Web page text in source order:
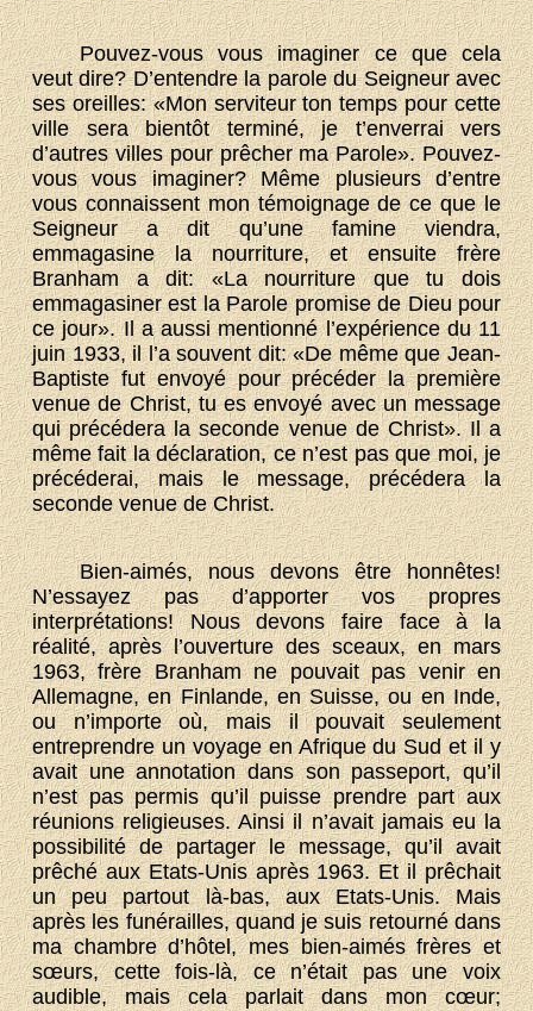
Pouvez-vous vous imaginer ce que cela
veut dire? D’entendre la parole du Seigneur avec
ses oreilles: «Mon serviteur ton temps pour cette
ville sera bientôt terminé, je t’enverrai vers
d’autres villes pour prêcher ma Parole». Pouvez-
vous vous imaginer? Même plusieurs d’entre
vous connaissent mon témoignage de ce que le
Seigneur a dit qu’une famine viendra,
emmagasine la nourriture, et ensuite frère
Branham a dit: «La nourriture que tu dois
emmagasiner est la Parole promise de Dieu pour
ce jour». Il a aussi mentionné l’expérience du 11
juin 1933, il l’a souvent dit: «De même que Jean-
Baptiste fut envoyé pour précéder la première
venue de Christ, tu es envoyé avec un message
qui précédera la seconde venue de Christ». Il a
même fait la déclaration, ce n’est pas que moi, je
précéderai, mais le message, précédera la
seconde venue de Christ.
Bien-aimés, nous devons être honnêtes!
N’essayez pas d’apporter vos propres
interprétations! Nous devons faire face à la
réalité, après l’ouverture des sceaux, en mars
1963, frère Branham ne pouvait pas venir en
Allemagne, en Finlande, en Suisse, ou en Inde,
ou n’importe où, mais il pouvait seulement
entreprendre un voyage en Afrique du Sud et il y
avait une annotation dans son passeport, qu’il
n’est pas permis qu’il puisse prendre part aux
réunions religieuses. Ainsi il n’avait jamais eu la
possibilité de partager le message, qu’il avait
prêché aux Etats-Unis après 1963. Et il prêchait
un peu partout là-bas, aux Etats-Unis. Mais
après les funérailles, quand je suis retourné dans
ma chambre d’hôtel, mes bien-aimés frères et
sœurs, cette fois-là, ce n’était pas une voix
audible, mais cela parlait dans mon cœur;